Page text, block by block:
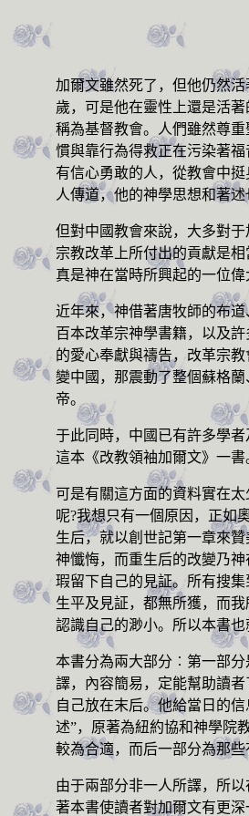
加爾文雖然死了，但他仍然
歲，可是他在靈性上還是活
稱為基督教會。人們雖然尊
慣與靠行為得救正在污染著
有信心勇敢的人，從教會中
人傳道，他的神學思想和著
但對中國教會來說，大多對
宗教改革上所付出的貢獻是
真是神在當時所興起的一位
近年來，神借著唐牧師的布
百本改革宗神學書籍，以及
的愛心奉獻與禱告，改革宗
變中國，那震動了整個蘇格
帝。
于此同時，中國已有許多學
這本《改教領袖加爾文》一書
可是有關這方面的資料實在
呢?我想只有一個原因，正如
生后，就以創世記第一章來
神懺悔，而重生后的改變乃
瑕留下自己的見証。所有搜
生平及見証，都無所獲，而
認識自己的渺小。所以本書
本書分為兩大部分︰第一部
譯，內容簡易，定能幫助讀
自己放在末后。他給當日的
述”，原著為紐約協和神學院
較為合適，而后一部分為那
由于兩部分非一人所譯，所
著本書使讀者對加爾文有更